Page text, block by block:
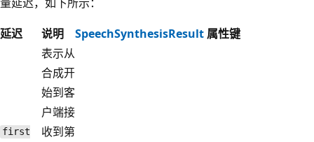
延迟
说明 SpeechSynthesisResult 属性键
first
表示从
合成开
始到客
户端接
收到第